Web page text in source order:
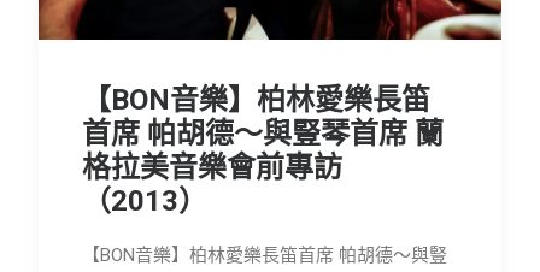
會員專區
SEARCH
【BON音樂】柏林愛樂長笛
首席 帕胡德～與豎琴首席 蘭
格拉美音樂會前專訪
（2013）
【BON音樂】柏林愛樂長笛首席 帕胡德～與豎